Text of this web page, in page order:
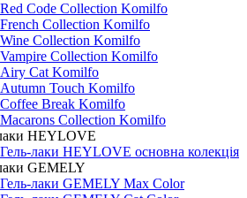
Red Code Collection Komilfo
French Collection Komilfo
Wine Collection Komilfo
Vampire Collection Komilfo
Airy Cat Komilfo
Autumn Touch Komilfo
Coffee Break Komilfo
Macarons Collection Komilfo
HEYLOVE
Гель-лаки HEYLOVE основна колекція
GEMELY
Гель-лаки GEMELY Max Color